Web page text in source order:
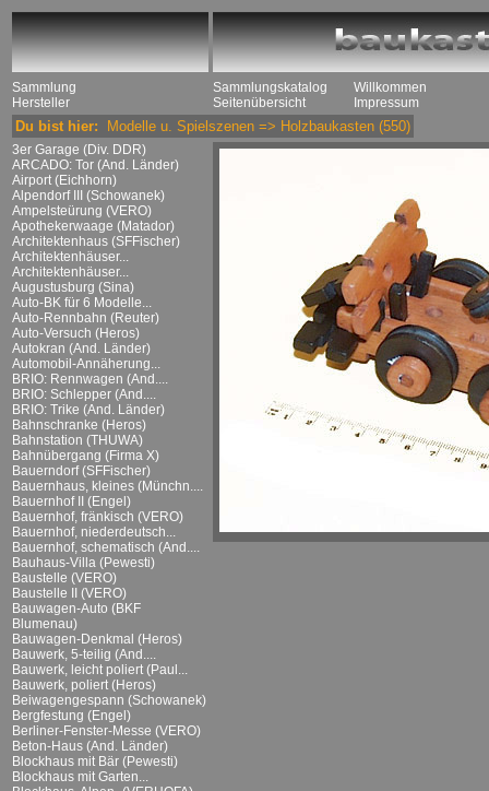
Sammlung
Hersteller
Sammlungskatalog
Seitenübersicht
Willkommen
Impressum
Du bist hier: Modelle u. Spielszenen => Holzbaukasten (550)
3er Garage (Div. DDR)
ARCADO: Tor (And. Länder)
Airport (Eichhorn)
Alpendorf III (Schowanek)
Ampelsteürung (VERO)
Apothekerwaage (Matador)
Architektenhaus (SFFischer)
Architektenhäuser...
Architektenhäuser...
Augustusburg (Sina)
Auto-BK für 6 Modelle...
Auto-Rennbahn (Reuter)
Auto-Versuch (Heros)
Autokran (And. Länder)
Automobil-Annäherung...
BRIO: Rennwagen (And....
BRIO: Schlepper (And....
BRIO: Trike (And. Länder)
Bahnschranke (Heros)
Bahnstation (THUWA)
Bahnübergang (Firma X)
Bauerndorf (SFFischer)
Bauernhaus, kleines (Münchn....
Bauernhof II (Engel)
Bauernhof, fränkisch (VERO)
Bauernhof, niederdeutsch...
Bauernhof, schematisch (And....
Bauhaus-Villa (Pewesti)
Baustelle (VERO)
Baustelle II (VERO)
Bauwagen-Auto (BKF
Blumenau)
Bauwagen-Denkmal (Heros)
Bauwerk, 5-teilig (And....
Bauwerk, leicht poliert (Paul...
Bauwerk, poliert (Heros)
Beiwagengespann (Schowanek)
Bergfestung (Engel)
Berliner-Fenster-Messe (VERO)
Beton-Haus (And. Länder)
Blockhaus mit Bär (Pewesti)
Blockhaus mit Garten...